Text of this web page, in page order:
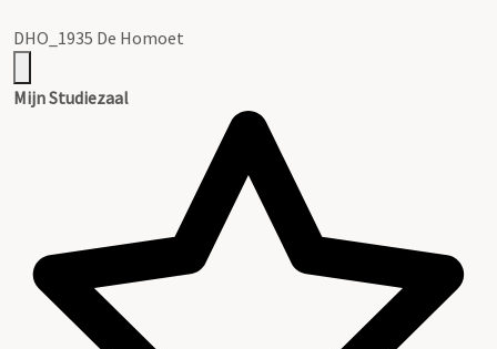
DHO_1935 De Homoet
Mijn Studiezaal